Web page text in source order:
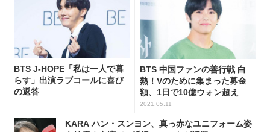
BTS J-HOPE「私は一人で暮
らす」出演ラブコールに喜び
の返答
BTS 中国ファンの善行戦 白
熱！Vのために集まった募金
額、1日で10億ウォン超え
2021.05.11
KARA ハン・スンヨン、真っ赤なユニフォーム姿